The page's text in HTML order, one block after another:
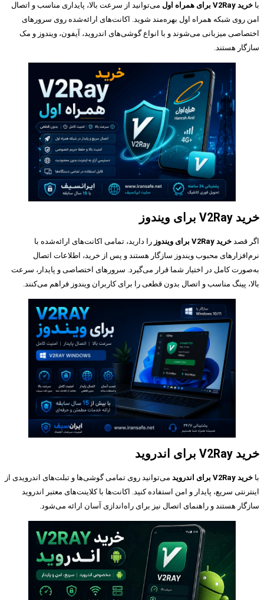
با خرید V2Ray برای همراه اول
می‌توانید از سرعت بالا، پایداری مناسب و اتصال
امن روی شبکه همراه اول بهره‌مند شوید. اکانت‌های ارائه‌شده روی سرورهای
اختصاصی میزبانی می‌شوند و با انواع گوشی‌های اندروید، آیفون، ویندوز و مک
سازگار هستند.
خرید V2Ray برای ویندوز
اگر قصد خرید V2Ray برای ویندوز
را دارید، تمامی اکانت‌های ارائه‌شده با
نرم‌افزارهای محبوب ویندوز سازگار هستند و پس از خرید، اطلاعات اتصال
به‌صورت کامل در اختیار شما قرار می‌گیرد. سرورهای اختصاصی و پایدار، سرعت
بالا، پینگ مناسب و اتصال بدون قطعی را برای کاربران ویندوز فراهم می‌کنند.
خرید V2Ray برای اندروید
با خرید V2Ray برای اندروید
می‌توانید روی تمامی گوشی‌ها و تبلت‌های اندرویدی از
اینترنتی سریع، پایدار و امن استفاده کنید. اکانت‌ها با کلاینت‌های معتبر اندروید
سازگار هستند و راهنمای اتصال نیز برای راه‌اندازی آسان ارائه می‌شود.